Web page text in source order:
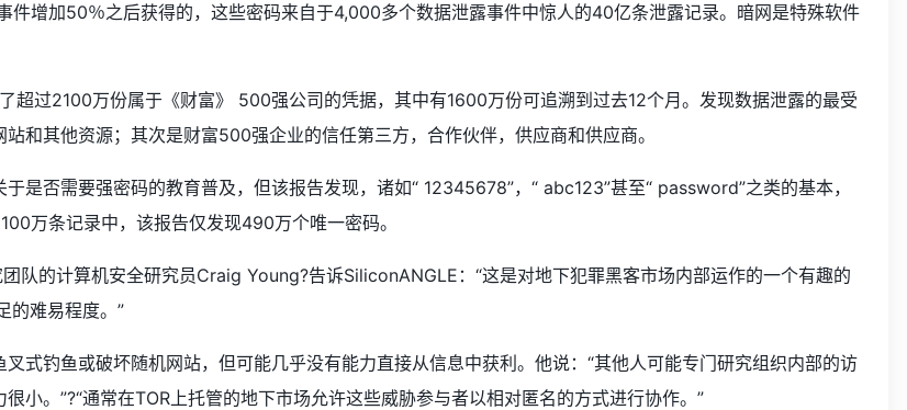
件增加50％之后获得的，这些密码来自于4,000多个数据泄露事件中惊人的40亿条泄露记录。暗网是特殊软件
超过2100万份属于《财富》 500强公司的凭据，其中有1600万份可追溯到过去12个月。发现数据泄露的最受
和其他资源；其次是财富500强企业的信任第三方，合作伙伴，供应商和供应商。
是否需要强密码的教育普及，但该报告发现，诸如“ 12345678”，“ abc123”甚至“ password”之类的基本，
万条记录中，该报告仅发现490万个唯一密码。
队的计算机安全研究员Craig Young?告诉SiliconANGLE：“这是对地下犯罪黑客市场内部运作的一个有趣的
的难易程度。”
式钓鱼或破坏随机网站，但可能几乎没有能力直接从信息中获利。他说：“其他人可能专门研究组织内部的访
小。”?“通常在TOR上托管的地下市场允许这些威胁参与者以相对匿名的方式进行协作。”